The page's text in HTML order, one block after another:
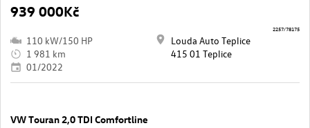
939 000Kč
110 kW/150 HP
1 981 km
01/2022
Louda Auto Teplice
415 01 Teplice
2257/78175
VW Touran 2,0 TDI Comfortline